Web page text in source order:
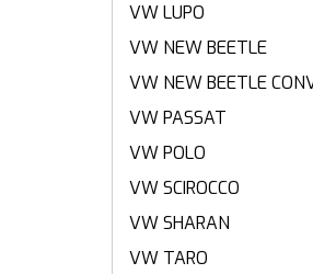
VW LUPO
VW NEW BEETLE
VW NEW BEETLE
VW PASSAT
VW POLO
VW SCIROCCO
VW SHARAN
VW TARO